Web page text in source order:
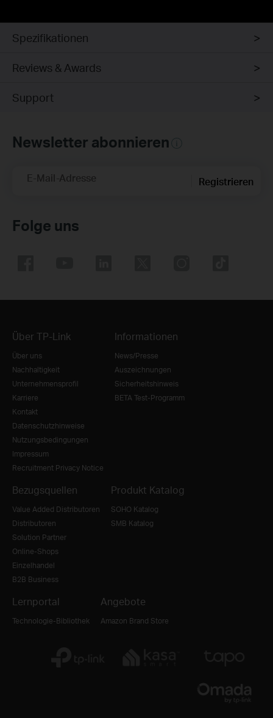
Spezifikationen
Reviews & Awards
Support
Newsletter abonnieren
E-Mail-Adresse Registrieren
Folge uns
Über TP-Link
Über uns
Nachhaltigkeit
Unternehmensprofil
Karriere
Kontakt
Datenschutzhinweise
Nutzungsbedingungen
Impressum
Recruitment Privacy Notice
Informationen
News/Presse
Auszeichnungen
Sicherheitshinweis
BETA Test-Programm
Bezugsquellen
Value Added Distributoren
Distributoren
Solution Partner
Online-Shops
Einzelhandel
B2B Business
Produkt Katalog
SOHO Katalog
SMB Katalog
Lernportal
Technologie-Bibliothek
Angebote
Amazon Brand Store